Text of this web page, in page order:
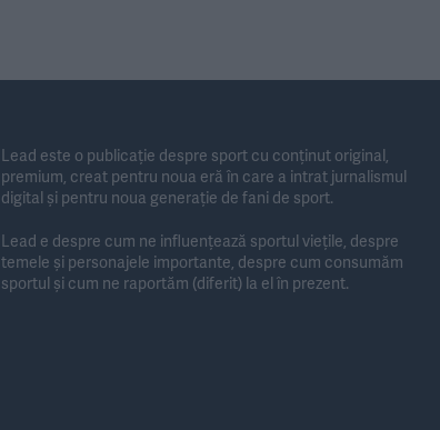
Lead este o publicație despre sport cu conținut original,
premium, creat pentru noua eră în care a intrat jurnalismul
digital și pentru noua generație de fani de sport.
Lead e despre cum ne influențează sportul viețile, despre
temele și personajele importante, despre cum consumăm
sportul și cum ne raportăm (diferit) la el în prezent.